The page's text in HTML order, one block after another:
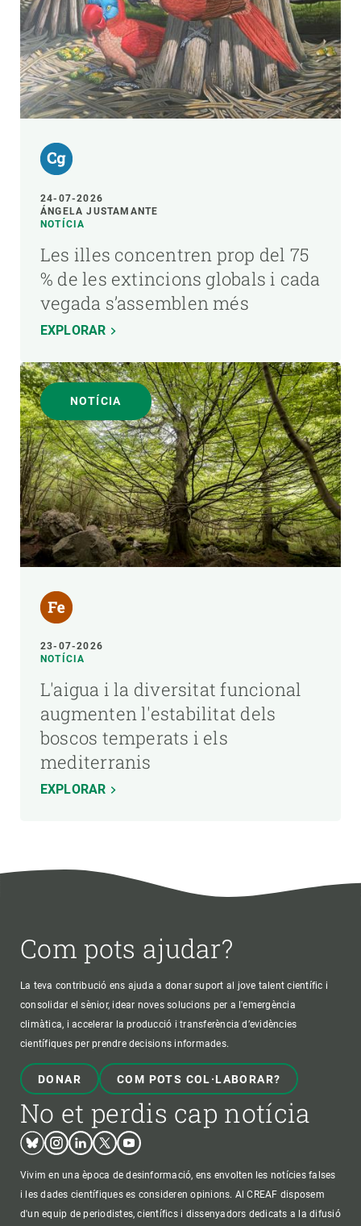
24-07-2026
ÁNGELA JUSTAMANTE
NOTÍCIA
Les illes concentren prop del 75
% de les extincions globals i cada
vegada s’assemblen més
EXPLORAR
NOTÍCIA
23-07-2026
NOTÍCIA
L'aigua i la diversitat funcional
augmenten l'estabilitat dels
boscos temperats i els
mediterranis
EXPLORAR
Com pots ajudar?
La teva contribució ens ajuda a donar suport al jove talent científic i
consolidar el sènior, idear noves solucions per a l'emergència
climàtica, i accelerar la producció i transferència d’evidències
científiques per prendre decisions informades.
DONAR COM POTS COL·LABORAR?
No et perdis cap notícia
BlueskyInstagram
LinkedinTwitterYoutube
Vivim en una època de desinformació, ens envolten les notícies falses
i les dades científiques es consideren opinions. Al CREAF disposem
d'un equip de periodistes, científics i dissenyadors dedicats a la difusió